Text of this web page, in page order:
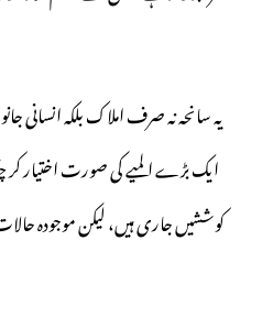
یہ سانحہ نہ صرف املاک بلکہ
ایک بڑے المیے کی صورت اختیار
کوششیں جاری ہیں، لیکن موجودہ